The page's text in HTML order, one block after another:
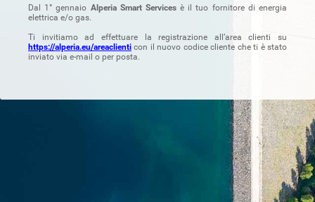
Dal 1° gennaio Alperia Smart Servicesè il tuo fornitore di energia
elettrica e/o gas.
Ti invitiamo ad effettuare la registrazione all’area clienti su
https://alperia.eu/areaclienti con il nuovo codice cliente che ti è stato
inviato via e-mail o per posta.